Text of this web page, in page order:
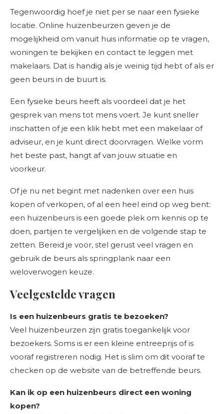
Tegenwoordig hoef je niet per se naar een fysieke
locatie. Online huizenbeurzen geven je de
mogelijkheid om vanuit huis informatie op te vragen,
woningen te bekijken en contact te leggen met
makelaars. Dat is handig als je weinig tijd hebt of als er
geen beurs in de buurt is.
Een fysieke beurs heeft als voordeel dat je het
gesprek van mens tot mens voert. Je kunt sneller
inschatten of je een klik hebt met een makelaar of
adviseur, en je kunt direct doorvragen. Welke vorm
het beste past, hangt af van jouw situatie en
voorkeur.
Of je nu net begint met nadenken over een huis
kopen of verkopen, of al een heel eind op weg bent:
een huizenbeurs is een goede plek om kennis op te
doen, partijen te vergelijken en de volgende stap te
zetten. Bereid je voor, stel gerust veel vragen en
gebruik de beurs als springplank naar een
weloverwogen keuze.
Veelgestelde vragen
Is een huizenbeurs gratis te bezoeken?
Veel huizenbeurzen zijn gratis toegankelijk voor
bezoekers. Soms is er een kleine entreeprijs of is
vooraf registreren nodig. Het is slim om dit vooraf te
checken op de website van de betreffende beurs.
Kan ik op een huizenbeurs direct een woning
kopen?